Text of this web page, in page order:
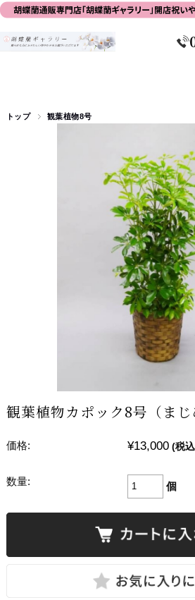
トップ 観葉植物8号
観葉植物カポック8号（まじ
価格: ¥13,000 (税
数量: 個